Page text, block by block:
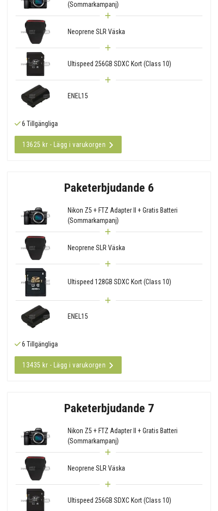
(Sommarkampanj)
Neoprene SLR Väska
Ultispeed 256GB SDXC Kort (Class 10)
ENEL15
6 Tillgängliga
13625 kr - Lägg i varukorgen
Paketerbjudande 6
Nikon Z5 + FTZ Adapter II + Gratis Batteri
(Sommarkampanj)
Neoprene SLR Väska
Ultispeed 128GB SDXC Kort (Class 10)
ENEL15
6 Tillgängliga
13435 kr - Lägg i varukorgen
Paketerbjudande 7
Nikon Z5 + FTZ Adapter II + Gratis Batteri
(Sommarkampanj)
Neoprene SLR Väska
Ultispeed 256GB SDXC Kort (Class 10)